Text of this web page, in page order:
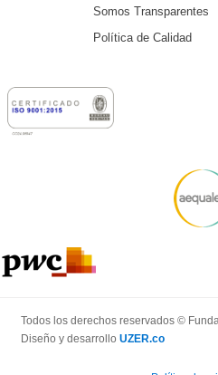
Somos Transparentes
Política de Calidad
Todos los derechos reservados ©
Diseño y desarrollo UZER.co